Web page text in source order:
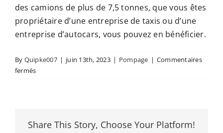
des camions de plus de 7,5 tonnes, que vous êtes
propriétaire d’une entreprise de taxis ou d’une
entreprise d’autocars, vous pouvez en bénéficier.
By Quipke007 | juin 13th, 2023 | Pompage | Commentaires
ferméssur
quoi
Share This Story, Choose Your Platform!